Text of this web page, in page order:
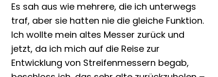
Es sah aus wie mehrere, die ich unterwegs
traf, aber sie hatten nie die gleiche Funktion.
Ich wollte mein altes Messer zurück und
jetzt, da ich mich auf die Reise zur
Entwicklung von Streifenmessern begab,